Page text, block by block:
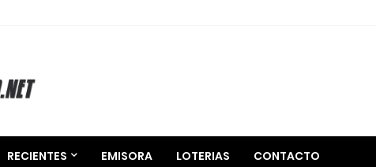
RECIENTES EMISORA LOTERIAS CONTACTO